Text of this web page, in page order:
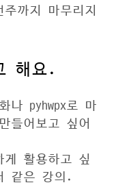
까지 마무리지
해요.
나 pyhwpx로 마
들어보고 싶어
활용하고 싶
같은 강의.